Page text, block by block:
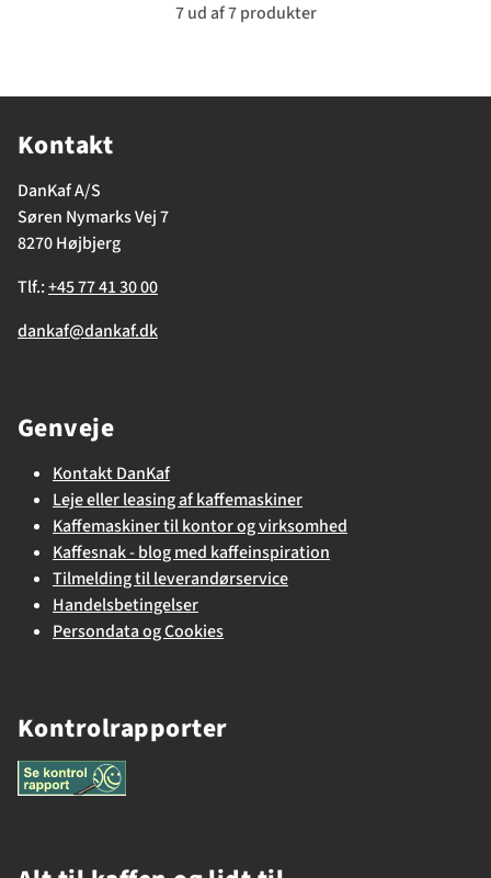
7 ud af 7 produkter
Kontakt
DanKaf A/S
Søren Nymarks Vej 7
8270 Højbjerg
Tlf.:+45 77 41 30 00
dankaf@dankaf.dk
Genveje
Kontakt DanKaf
Leje eller leasing af kaffemaskiner
Kaffemaskiner til kontor og virksomhed
Kaffesnak - blog med kaffeinspiration
Tilmelding til leverandørservice
Handelsbetingelser
Persondata og Cookies
Kontrolrapporter